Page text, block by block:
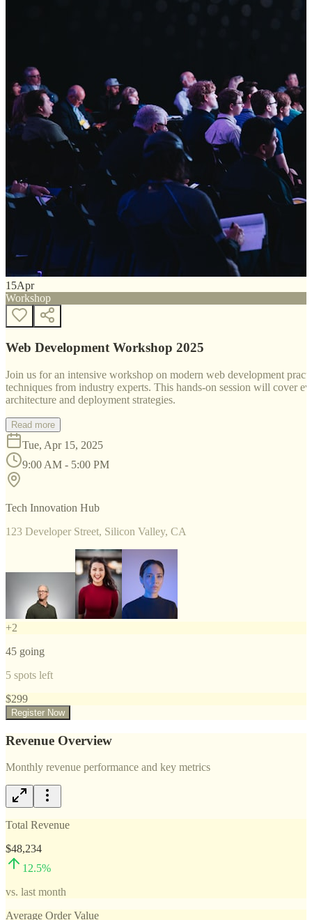
15Apr
Workshop
Web Development Workshop 2025
Join us for an intensive workshop on modern web development
techniques from industry experts. This hands-on session will cover
architecture and deployment strategies.
Read more
Tue, Apr 15, 2025
9:00 AM - 5:00 PM
Tech Innovation Hub
123 Developer Street, Silicon Valley, CA
+2
45 going
5 spots left
$299
Register Now
Revenue Overview
Monthly revenue performance and key metrics
Total Revenue
$48,234
12.5%
vs. last month
Average Order Value